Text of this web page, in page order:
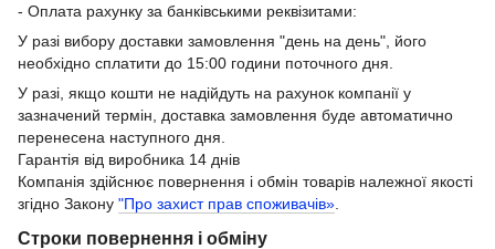
- Оплата рахунку за банківськими реквізитами:
У разі вибору доставки замовлення "день на день", його
необхідно сплатити до 15:00 години поточного дня.
У разі, якщо кошти не надійдуть на рахунок компанії у
зазначений термін, доставка замовлення буде автоматично
перенесена наступного дня.
Гарантія від виробника 14 днів
Компанія здійснює повернення і обмін товарів належної якості
згідно Закону "Про захист прав споживачів»
Строки повернення і обміну